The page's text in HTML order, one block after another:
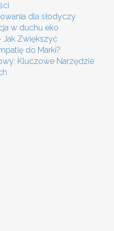
dla słodyczy
w duchu eko
Jak Zwiększyć
do Marki?
Kluczowe Narzędzie